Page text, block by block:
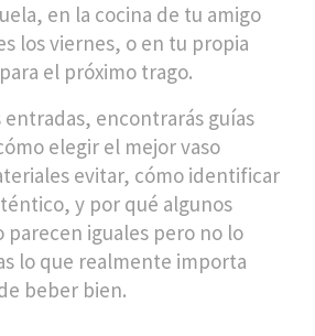
en la cocina de tu amigo
los viernes, o en tu propia
el próximo trago.
entradas, encontrarás guías
elegir el mejor vaso
evitar, cómo identificar
y por qué algunos
parecen iguales pero no lo
lo que realmente importa
beber bien.